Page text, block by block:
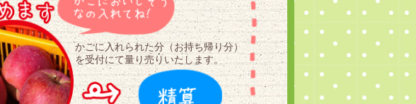
かごに入れられた分（お持ち帰り分）
を受付にて量り売りいたします。